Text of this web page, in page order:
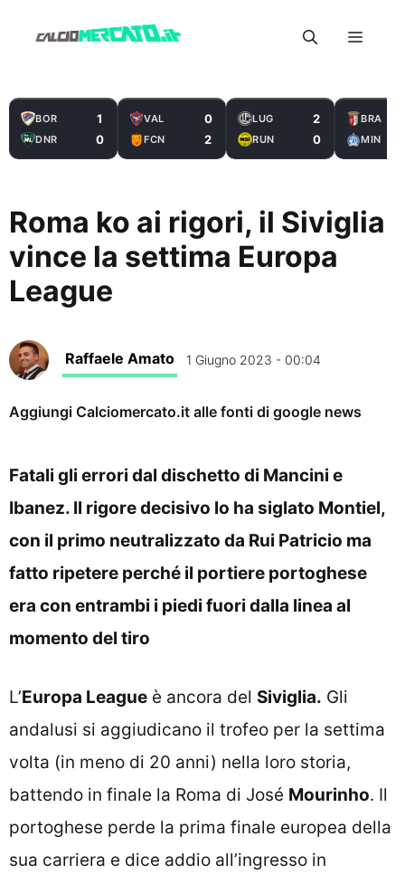
Menu
BOR 1
DNR 0
VAL 0
FCN 2
LUG 2
RUN 0
BRA
MIN
Roma ko ai rigori, il Siviglia
vince la settima Europa
League
Raffaele Amato 1 Giugno 2023 - 00:04
Aggiungi Calciomercato.it alle fonti di google news
Fatali gli errori dal dischetto di Mancini e
Ibanez. Il rigore decisivo lo ha siglato Montiel,
con il primo neutralizzato da Rui Patricio ma
fatto ripetere perché il portiere portoghese
era con entrambi i piedi fuori dalla linea al
momento del tiro
L’Europa League è ancora del Siviglia. Gli
andalusi si aggiudicano il trofeo per la settima
volta (in meno di 20 anni) nella loro storia,
battendo in finale la Roma di José Mourinho. Il
portoghese perde la prima finale europea della
sua carriera e dice addio all’ingresso in